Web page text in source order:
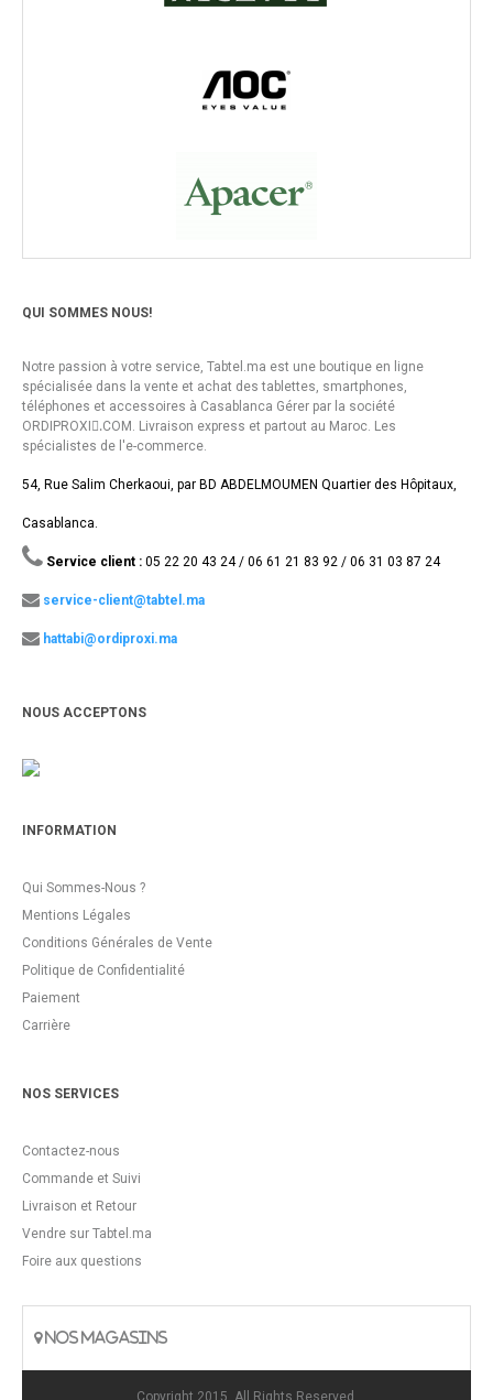
QUI SOMMES NOUS!
Notre passion à votre service, Tabtel.ma est une boutique en ligne
spécialisée dans la vente et achat des tablettes, smartphones,
téléphones et accessoires à Casablanca Gérer par la société
ORDIPROXI.ِCOM. Livraison express et partout au Maroc. Les
spécialistes de l'e-commerce.
54, Rue Salim Cherkaoui, par BD ABDELMOUMEN Quartier des Hôpitaux,
Casablanca.
Service client : 05 22 20 43 24 / 06 61 21 83 92 / 06 31 03 87 24
service-client@tabtel.ma
hattabi@ordiproxi.ma
NOUS ACCEPTONS
INFORMATION
Qui Sommes-Nous ?
Mentions Légales
Conditions Générales de Vente
Politique de Confidentialité
Paiement
Carrière
NOS SERVICES
Contactez-nous
Commande et Suivi
Livraison et Retour
Vendre sur Tabtel.ma
Foire aux questions
NOS MAGASINS
Copyright 2015. All Rights Reserved.